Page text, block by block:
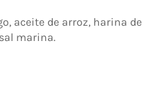
aceite de arroz, harina de
marina.